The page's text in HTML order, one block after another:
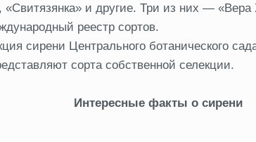
«Свитязянка» и другие. Три из них —
реестр сортов.
сирени Центрального ботанического
сорта собственной селекции.
Интересные факты о сирени